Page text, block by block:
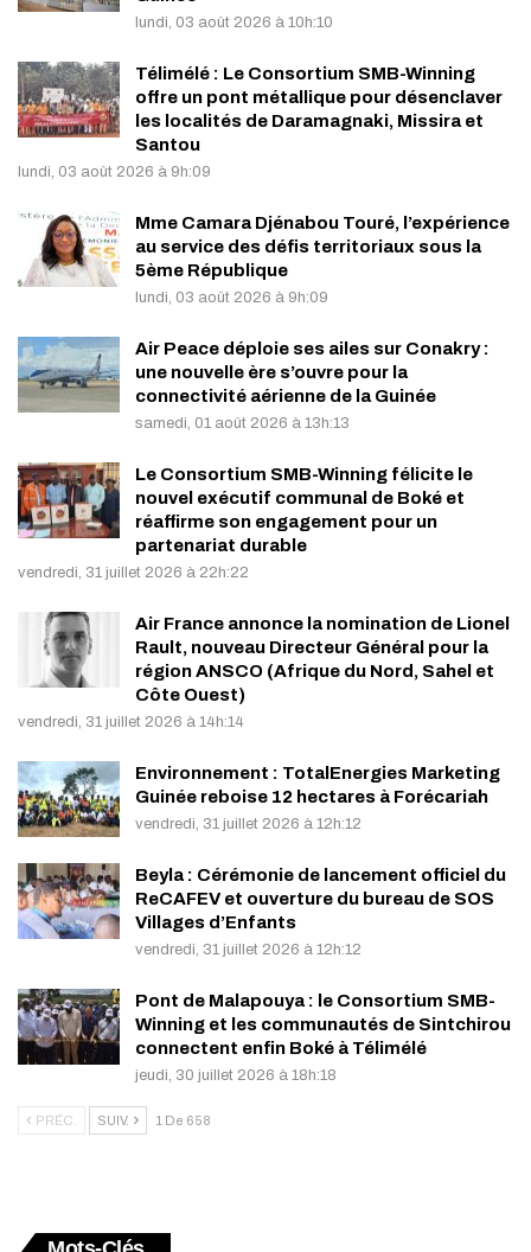
lundi, 03 août 2026 à 10h:10
Télimélé : Le Consortium SMB-Winning
offre un pont métallique pour désenclaver
les localités de Daramagnaki, Missira et
Santou
lundi, 03 août 2026 à 9h:09
Mme Camara Djénabou Touré, l’expérience
au service des défis territoriaux sous la
5ème République
lundi, 03 août 2026 à 9h:09
Air Peace déploie ses ailes sur Conakry :
une nouvelle ère s’ouvre pour la
connectivité aérienne de la Guinée
samedi, 01 août 2026 à 13h:13
Le Consortium SMB-Winning félicite le
nouvel exécutif communal de Boké et
réaffirme son engagement pour un
partenariat durable
vendredi, 31 juillet 2026 à 22h:22
Air France annonce la nomination de Lionel
Rault, nouveau Directeur Général pour la
région ANSCO (Afrique du Nord, Sahel et
Côte Ouest)
vendredi, 31 juillet 2026 à 14h:14
Environnement : TotalEnergies Marketing
Guinée reboise 12 hectares à Forécariah
vendredi, 31 juillet 2026 à 12h:12
Beyla : Cérémonie de lancement officiel du
ReCAFEV et ouverture du bureau de SOS
Villages d’Enfants
vendredi, 31 juillet 2026 à 12h:12
Pont de Malapouya : le Consortium SMB-
Winning et les communautés de Sintchirou
connectent enfin Boké à Télimélé
jeudi, 30 juillet 2026 à 18h:18
PRÉC. SUIV. 1 De 658